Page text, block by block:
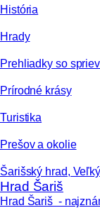
História
Hrady
Prehliadky so
Prírodné krásy
Turistika
Prešov a okolie
Šarišský hrad,
Hrad Šariš
Hrad Šariš -